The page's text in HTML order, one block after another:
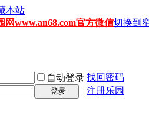
本站
网www.an68.com官方微信切换到
自动登录 找回密码
登录 注册乐园